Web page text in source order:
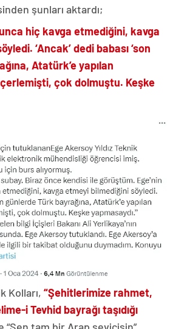
şunları aktardı;
hiç kavga etmediğini, kavga
‘Ancak’ dedi babası ‘son
Atatürk’e yapılan
içerlemişti, çok dolmuştu. Keşke
Kolları, “Şehitlerimize rahmet,
i Tevhid bayrağı taşıdığı